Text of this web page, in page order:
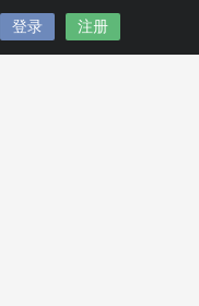
登录 注册